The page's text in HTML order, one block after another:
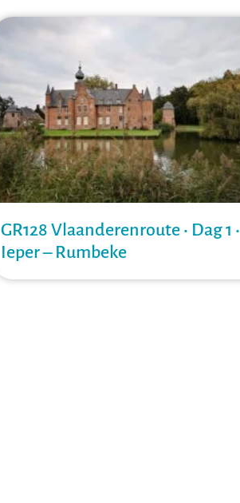
GR128 Vlaanderenroute • Dag 1 •
Ieper – Rumbeke